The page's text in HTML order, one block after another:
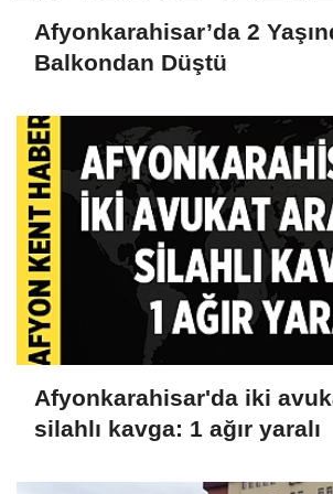
Afyonkarahisar’da 2
Balkondan Düştü
Afyonkarahisar'da iki
silahlı kavga: 1 ağır yaralı